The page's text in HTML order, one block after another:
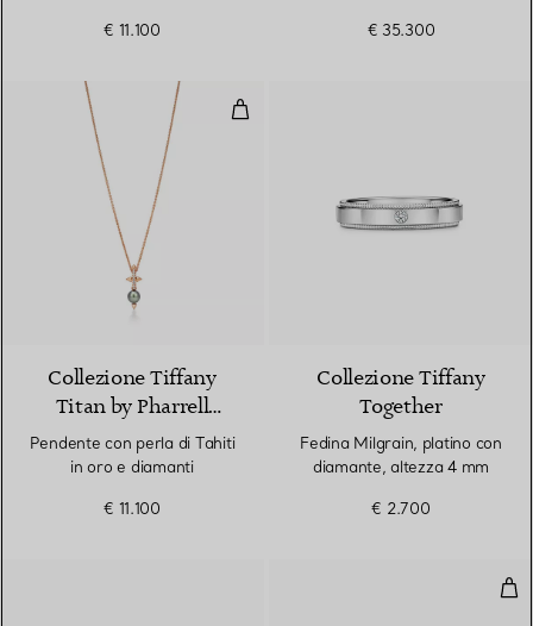
€ 11.100 € 35.300
Pendente con perla di Tahiti in
Collezione Tiffany
Titan by Pharrell
Williams
Pendente con perla di Tahiti
in oro e diamanti
€ 11.100
Collezione Tiffany
Together
Fedina Milgrain, platino con
diamante, altezza 4 mm
€ 2.700